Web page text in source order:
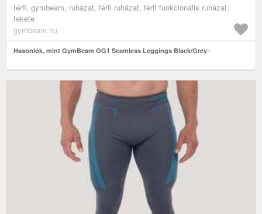
férfi, gymbeam, ruházat, férfi ruházat, férfi funkcionális ruházat,
fekete
gymbeam.hu
Hasonlók, mint GymBeam OG1 Seamless Leggings Black/Grey